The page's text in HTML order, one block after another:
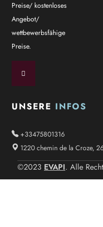
Preise/ kostenloses
Angebot/
wettbewerbsfähige
Preise.
UNSERE INFOS
+33475801316
1220 chemin de la Croze,
©2023 EVAPI. Alle